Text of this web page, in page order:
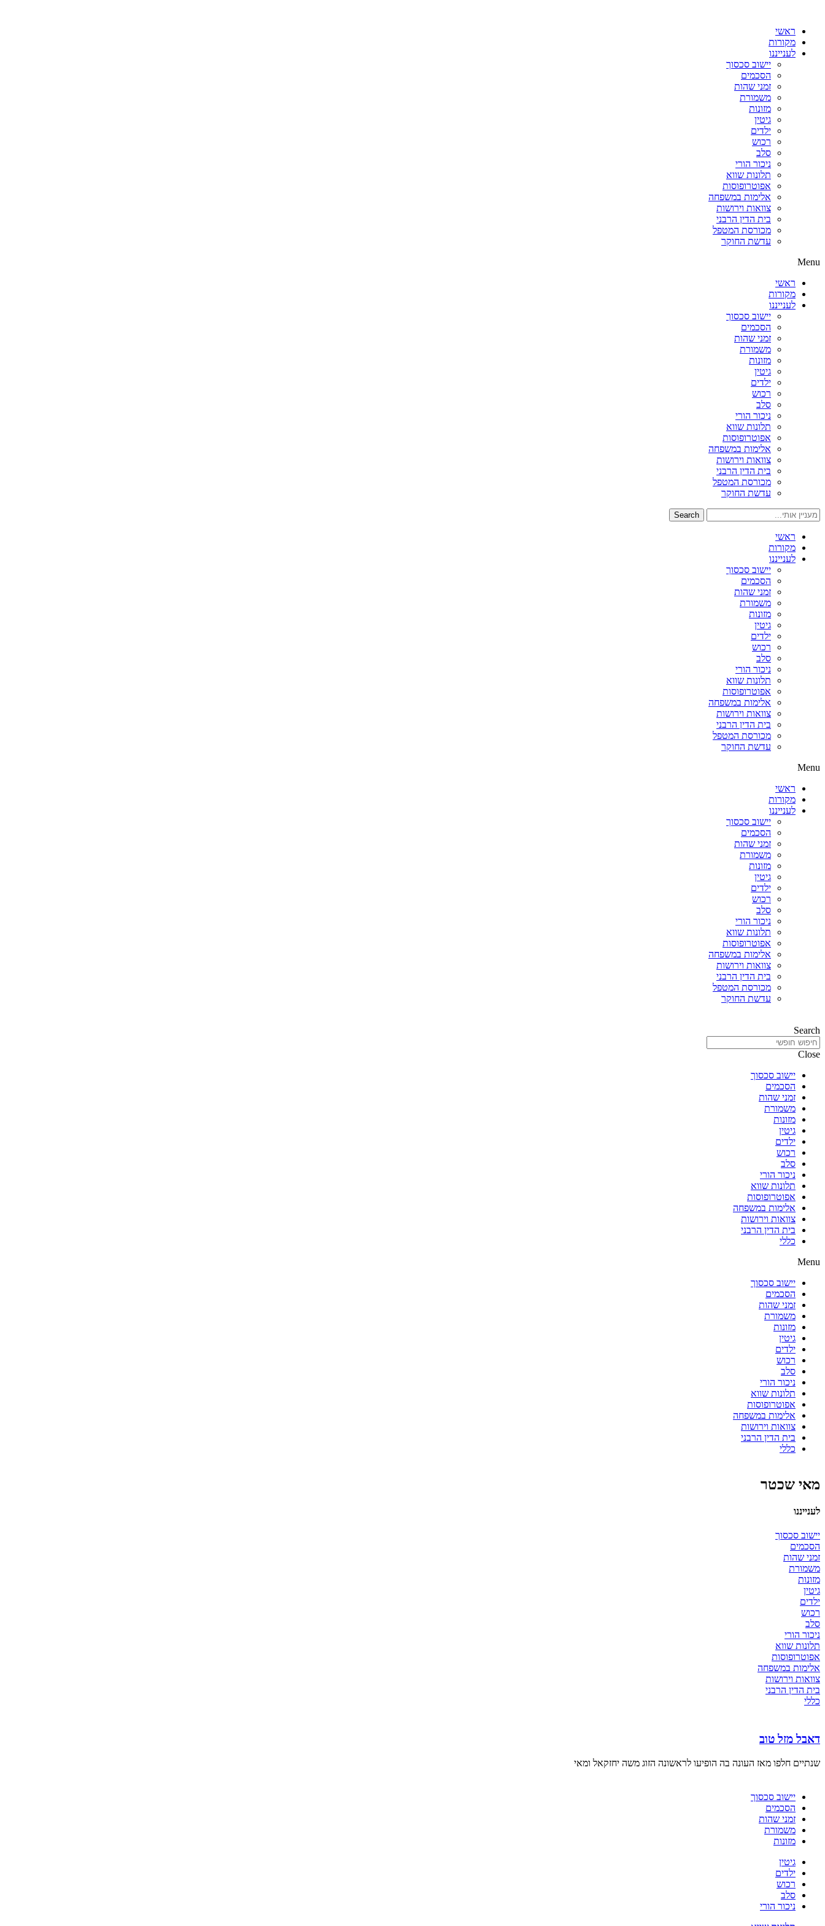
ראשי
מקורות
לענייננו
יישוב סכסוך
הסכמים
זמני שהות
משמורת
מזונות
גיטין
ילדים
רכוש
סלב
ניכור הורי
תלונות שווא
אפוטרופוסות
אלימות במשפחה
צוואות וירושות
בית הדין הרבני
מכורסת המטפל
עדשת החוקר
Menu
ראשי
מקורות
לענייננו
יישוב סכסוך
הסכמים
זמני שהות
משמורת
מזונות
גיטין
ילדים
רכוש
סלב
ניכור הורי
תלונות שווא
אפוטרופוסות
אלימות במשפחה
צוואות וירושות
בית הדין הרבני
מכורסת המטפל
עדשת החוקר
Search
ראשי
מקורות
לענייננו
יישוב סכסוך
הסכמים
זמני שהות
משמורת
מזונות
גיטין
ילדים
רכוש
סלב
ניכור הורי
תלונות שווא
אפוטרופוסות
אלימות במשפחה
צוואות וירושות
בית הדין הרבני
מכורסת המטפל
עדשת החוקר
Menu
ראשי
מקורות
לענייננו
יישוב סכסוך
הסכמים
זמני שהות
משמורת
מזונות
גיטין
ילדים
רכוש
סלב
ניכור הורי
תלונות שווא
אפוטרופוסות
אלימות במשפחה
צוואות וירושות
בית הדין הרבני
מכורסת המטפל
עדשת החוקר
Search
Close
יישוב סכסוך
הסכמים
זמני שהות
משמורת
מזונות
גיטין
ילדים
רכוש
סלב
ניכור הורי
תלונות שווא
אפוטרופוסות
אלימות במשפחה
צוואות וירושות
בית הדין הרבני
כללי
Menu
יישוב סכסוך
הסכמים
זמני שהות
משמורת
מזונות
גיטין
ילדים
רכוש
סלב
ניכור הורי
תלונות שווא
אפוטרופוסות
אלימות במשפחה
צוואות וירושות
בית הדין הרבני
כללי
מאי שכטר
לענייננו
יישוב סכסוך
הסכמים
זמני שהות
משמורת
מזונות
גיטין
ילדים
רכוש
סלב
ניכור הורי
תלונות שווא
אפוטרופוסות
אלימות במשפחה
צוואות וירושות
בית הדין הרבני
כללי
דאבל מזל טוב
שנתיים חלפו מאז העונה בה הופיעו לראשונה הזוג משה יחזקאל ומאי
יישוב סכסוך
הסכמים
זמני שהות
משמורת
מזונות
גיטין
ילדים
רכוש
סלב
ניכור הורי